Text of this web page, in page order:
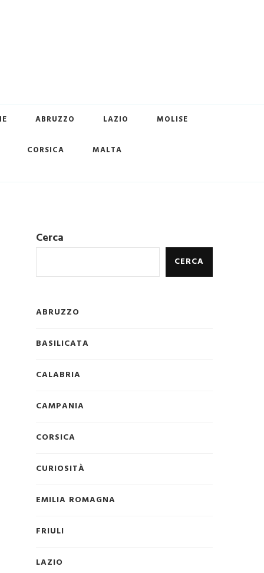
ABRUZZO LAZIO MOLISE
CORSICA MALTA
Cerca
CERCA
ABRUZZO
BASILICATA
CALABRIA
CAMPANIA
CORSICA
CURIOSITÀ
EMILIA ROMAGNA
FRIULI
LAZIO